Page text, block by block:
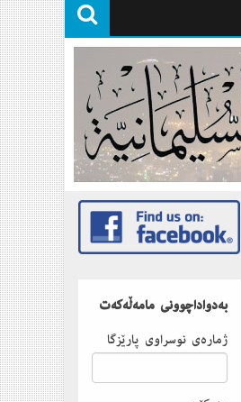
بەدواداچوونى مامەڵەكەت
ژمارەى نوسراوى پارێزگا